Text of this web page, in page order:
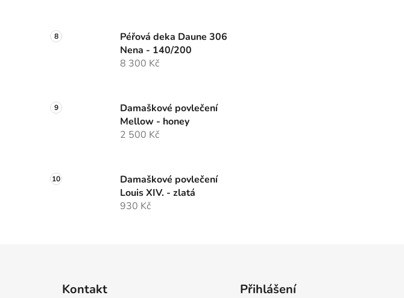
Péřová deka Daune 306
Nena - 140/200
8 300 Kč
Damaškové povlečení
Mellow - honey
2 500 Kč
Damaškové povlečení
Louis XIV. - zlatá
930 Kč
Kontakt Přihlášení